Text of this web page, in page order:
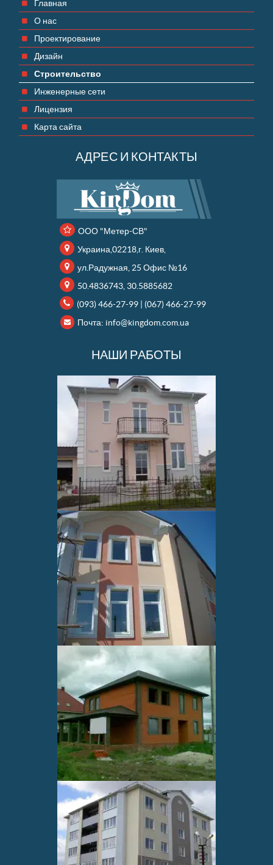
Главная
О нас
Проектирование
Дизайн
Строительство
Инженерные сети
Лицензия
Карта сайта
АДРЕС И КОНТАКТЫ
ООО "Метер-СВ"
Украина,02218,г. Киев,
ул.Радужная, 25 Офис №16
50.4836743, 30.5885682
(093) 466-27-99
(067) 466-27-99
Почта: info@kingdom.com.ua
НАШИ РАБОТЫ